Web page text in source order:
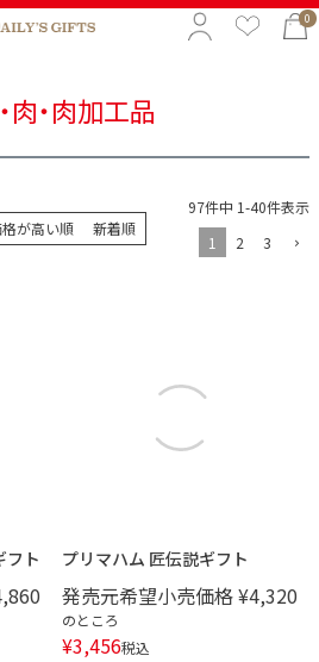
0
肉・肉加工品
が高い順 新着順
97件中 1-40件表示
1
2 3
フト プリマハム 匠伝説ギフト
発売元希望小売価格¥4,320
のところ
¥3,456税込